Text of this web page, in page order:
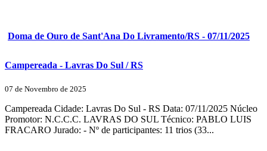
Doma de Ouro de Sant'Ana Do Livramento/RS - 07/11/2025
Campereada - Lavras Do Sul / RS
07 de Novembro de 2025
Campereada Cidade: Lavras Do Sul - RS Data: 07/11/2025 Núcleo
Promotor: N.C.C.C. LAVRAS DO SUL Técnico: PABLO LUIS
FRACARO Jurado: - Nº de participantes: 11 trios (33...